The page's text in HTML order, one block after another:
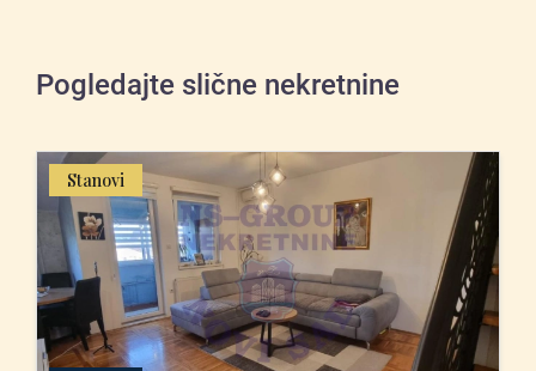
Pogledajte slične nekretnine
Stanovi